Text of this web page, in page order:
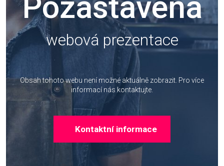
webová prezentace
Obsah tohoto webu není možné aktuálně zobrazit. Pro více
informací nás kontaktujte.
Kontaktní informace